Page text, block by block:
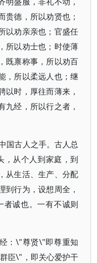
贵德，所以劝贤也；
以劝亲亲也；官盛任
所以劝士也；时使薄
既禀称事，所以劝百
，所以柔远人也；继
以时，厚往而薄来，
九经，所以行之者，
国古人之手。古人总
从个人到家庭，到
从生活、生产、分配
到行为，设想周全，
诚也。一有不诚则
：\"尊贤\"即尊重知
臣\"，即关心爱护干